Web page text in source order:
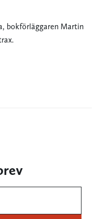
bokförläggaren Martin